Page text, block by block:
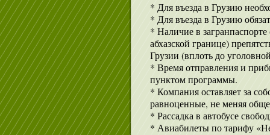
* Для въезда в Грузию
* Для въезда в Грузию
* Наличие в
абхазской границе)
Грузии (вплоть до
* Время отправления и
пунктом программы.
* Компания оставляет за
равноценные, не меняя
* Рассадка в автобусе
* Авиабилеты по тарифу